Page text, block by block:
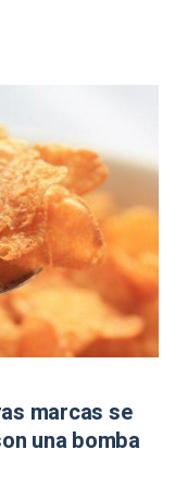
marcas se
una bomba